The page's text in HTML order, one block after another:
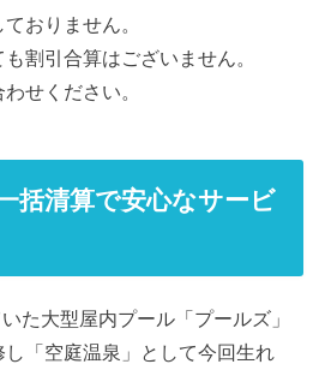
おりません。
割引合算はございません。
せください。
括清算で安心なサービ
た大型屋内プール「プールズ」
「空庭温泉」として今回生れ